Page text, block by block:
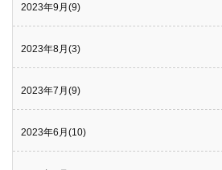
2023年9月(9)
2023年8月(3)
2023年7月(9)
2023年6月(10)